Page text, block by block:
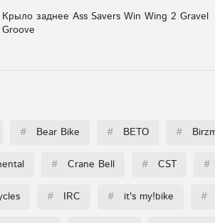
Крыло заднее Ass Savers Win Wing 2 Gravel
Groove
# Bear Bike # BETO #
# Crane Bell # CST #
# IRC # it's my!bike #